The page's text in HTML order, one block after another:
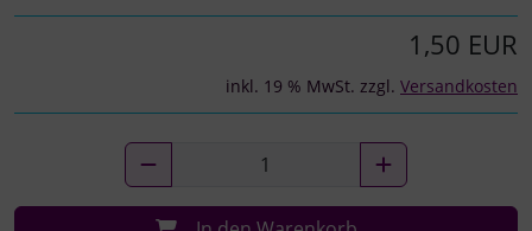
1,50 EUR
inkl. 19 % MwSt. zzgl. Versandkosten